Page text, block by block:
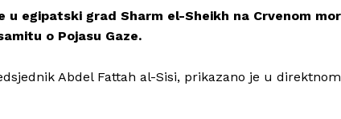
egipatski grad Sharm el-Sheikh na Crvenom
o Pojasu Gaze.
Abdel Fattah al-Sisi, prikazano je u direktnom